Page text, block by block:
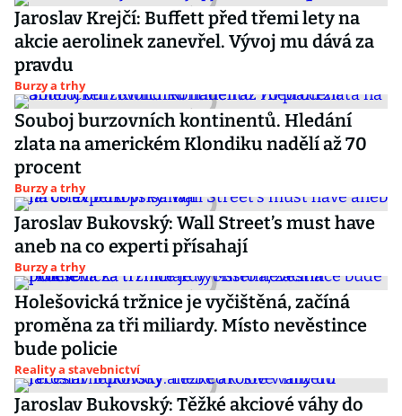
Jaroslav Krejčí: Buffett před třemi lety na
akcie aerolinek zanevřel. Vývoj mu dává za
pravdu
Burzy a trhy
Souboj burzovních kontinentů. Hledání
zlata na americkém Klondiku nadělí až 70
procent
Burzy a trhy
Jaroslav Bukovský: Wall Street’s must have
aneb na co experti přísahají
Burzy a trhy
Holešovická tržnice je vyčištěná, začíná
proměna za tři miliardy. Místo nevěstince
bude policie
Reality a stavebnictví
Jaroslav Bukovský: Těžké akciové váhy do